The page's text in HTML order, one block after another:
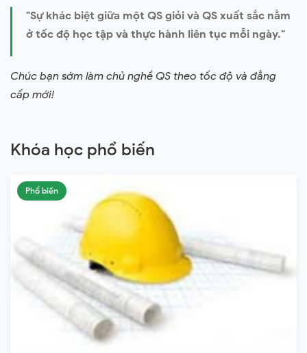
"Sự khác biệt giữa một QS giỏi và QS xuất sắc nằm
ở tốc độ học tập và thực hành liên tục mỗi ngày."
Chúc bạn sớm làm chủ nghề QS theo tốc độ và đẳng
cấp mới!
Khóa học phổ biến
Phổ biến